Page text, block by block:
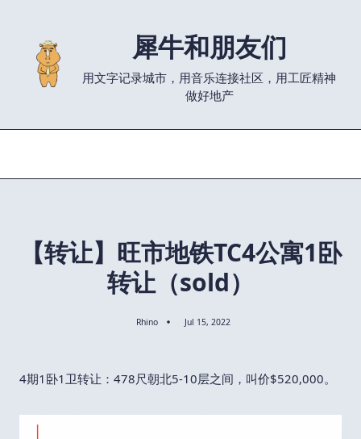
content
犀牛和朋友们
用文字记录城市，用音乐连接社区，用工匠精神
做好地产
【转让】旺市地铁TC4公寓1卧
转让（sold）
Rhino Jul 15, 2022
4期1卧1卫转让：478尺朝北5-10层之间，叫价$520,000。